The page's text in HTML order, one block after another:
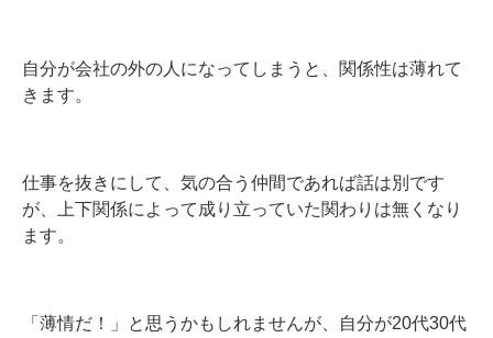
自分が会社の外の人になってしまうと、関係性は薄れて
きます。
仕事を抜きにして、気の合う仲間であれば話は別です
が、上下関係によって成り立っていた関わりは無くなり
ます。
「薄情だ！」と思うかもしれませんが、自分が20代30代